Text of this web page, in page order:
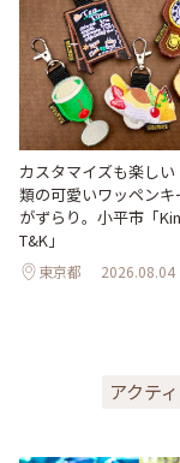
カスタマイズも楽し
類の可愛いワッペンキ
がずらり。小平市「
T&K」
東京都 2026.08.04
アクテ